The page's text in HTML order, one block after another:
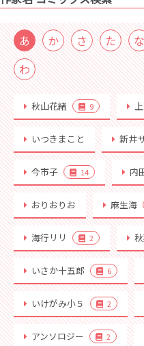
あ か さ た な
わ
秋山花緒 9
いつきまこと 新井
今市子 14 内
おりおりお 麻生海
海行リリ 2
いさか十五郎 6
いけがみ小５ 2
アンソロジー 2